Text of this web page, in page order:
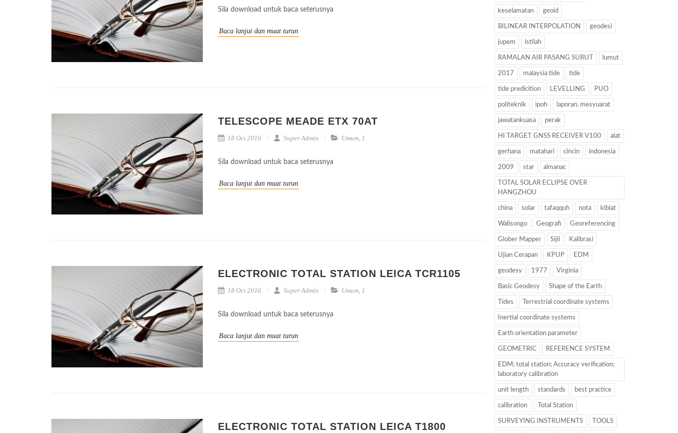
Sila download untuk baca seterusnya
Baca lanjut dan muat turun
TELESCOPE MEADE ETX 70AT
18 Oct 2016 Super Admin Umum, 1
Sila download untuk baca seterusnya
Baca lanjut dan muat turun
ELECTRONIC TOTAL STATION LEICA TCR1105
18 Oct 2016 Super Admin Umum, 1
Sila download untuk baca seterusnya
Baca lanjut dan muat turun
ELECTRONIC TOTAL STATION LEICA T1800
keselamatan geoid
BILINEAR INTERPOLATION geodesi
jupem istilah
RAMALAN AIR PASANG SURUT lumut
2017 malaysia tide tide
tide predicition LEVELLING PUO
politeknik ipoh laporan. mesyuarat
jawatankuasa perak
HI TARGET GNSS RECEIVER V100 alat
gerhana matahari cincin indonesia
2009 star almanac
TOTAL SOLAR ECLIPSE OVER
HANGZHOU
china solar tafaqquh nota kiblat
Walisongo Geografi Georeferencing
Glober Mapper Sijil Kalibrasi
Ujian Cerapan KPUP EDM
geodesy 1977 Virginia
Basic Geodesy Shape of the Earth
Tides Terrestrial coordinate systems
Inertial coordinate systems
Earth orientation parameter
GEOMETRIC REFERENCE SYSTEM
EDM; total station; Accuracy verification;
laboratory calibration
unit length standards best practice
calibration Total Station
SURVEYING INSTRUMENTS TOOLS